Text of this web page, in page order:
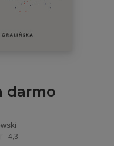
darmo
4,3